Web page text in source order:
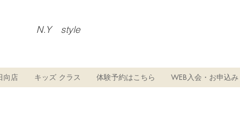
N.Y style
向店 キッズ クラス 体験予約はこちら WEB入会・お申込み